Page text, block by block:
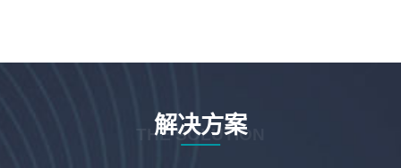
解决方案
THE SOLUTION